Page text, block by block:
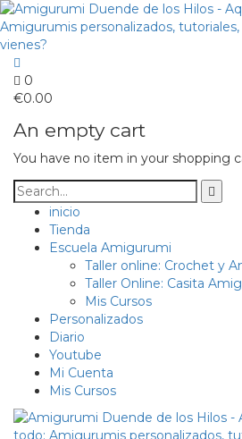
0
€0.00
An empty cart
You have no item in your shopping
inicio
Tienda
Escuela Amigurumi
Taller online: Crochet y
Taller Online: Casita
Mis Cursos
Personalizados
Diario
Youtube
Mi Cuenta
Mis Cursos